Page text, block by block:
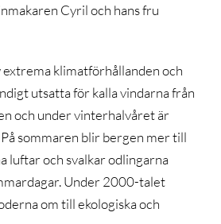
Cyril och hans fru
klimatförhållanden och
utsatta för kalla vindarna från
och under vinterhalvåret är
sommaren blir bergen mer till
luftar och svalkar odlingarna
Under 2000-talet
om till ekologiska och